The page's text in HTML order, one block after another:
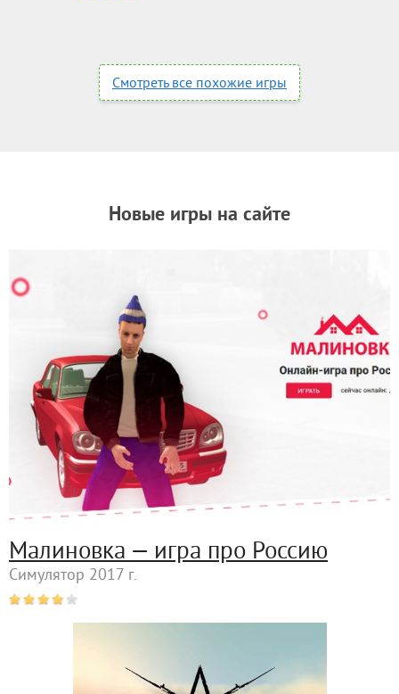
Смотреть все похожие игры
Новые игры на сайте
Малиновка — игра про Россию
Симулятор 2017 г.